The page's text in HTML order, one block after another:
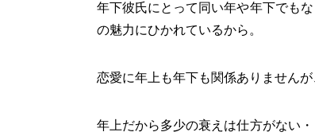
年下彼氏にとって同い年や年下でも
の魅力にひかれているから。
恋愛に年上も年下も関係ありません
年上だから多少の衰えは仕方がない